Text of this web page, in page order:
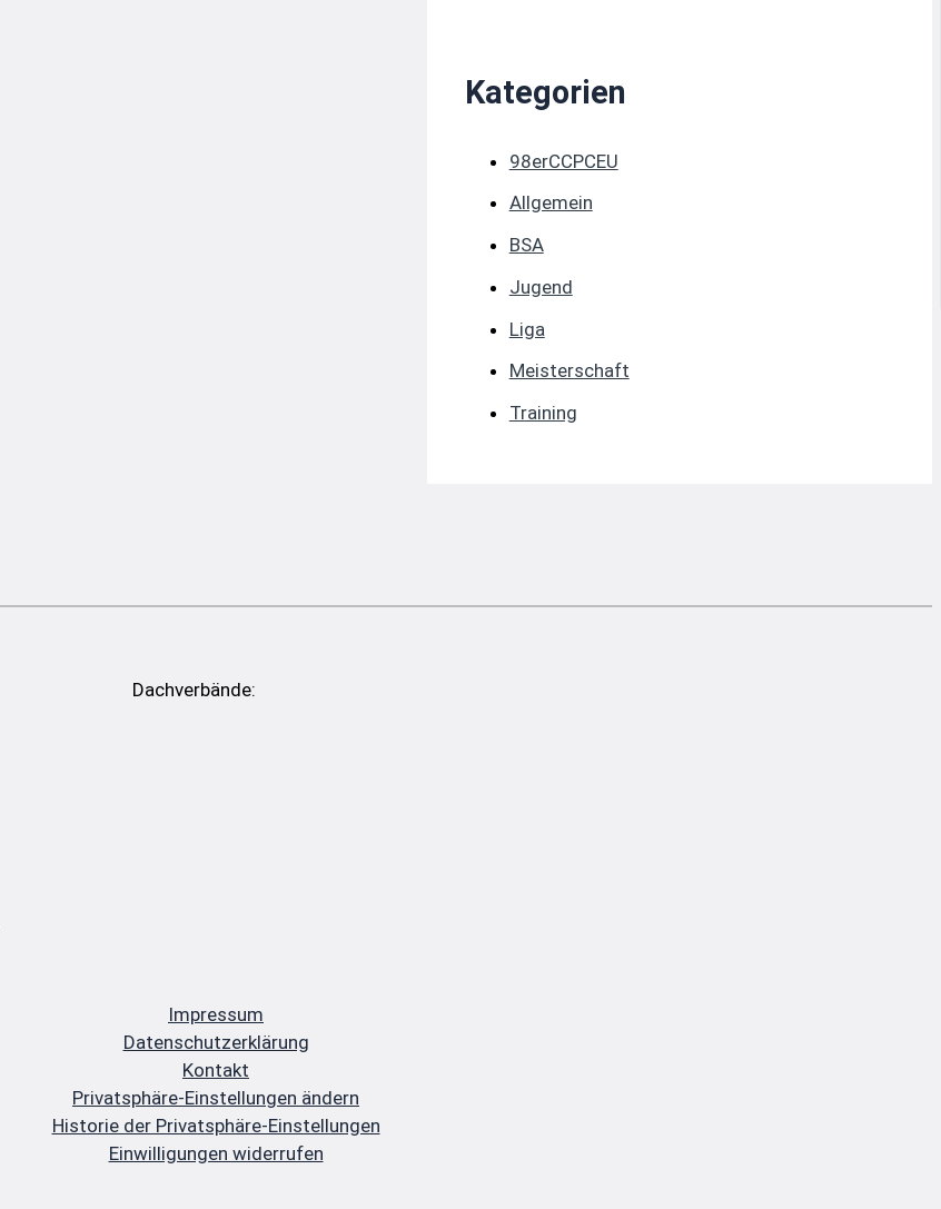
Kategorien
98erCCPCEU
Allgemein
BSA
Jugend
Liga
Meisterschaft
Training
Dachverbände:
Impressum
Datenschutzerklärung
Kontakt
Privatsphäre-Einstellungen ändern
Historie der Privatsphäre-Einstellungen
Einwilligungen widerrufen